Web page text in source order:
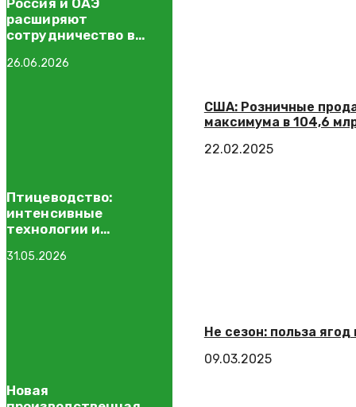
США: Розничные
максимума в 104,6
22.02.2025
Не сезон: польза
09.03.2025
Россия и ОАЭ
расширяют
сотрудничество в
26.06.2026
Птицеводство:
интенсивные
технологии и
себестоимостью
31.05.2026
Новая